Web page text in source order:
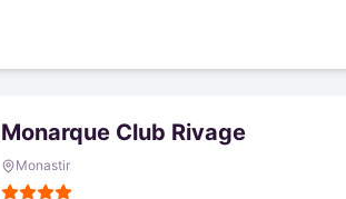
Monarque Club Rivage
Monastir